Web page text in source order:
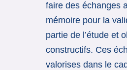
faire des échanges
mémoire pour la
partie de l’étude et
constructifs. Ces
valorises dans le